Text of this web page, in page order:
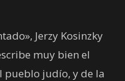
Jerzy Kosinzky
muy bien el
pueblo judío, y de la